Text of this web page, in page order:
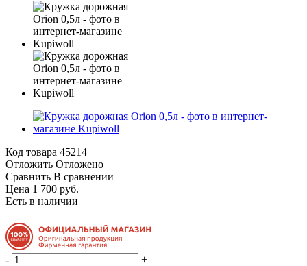
Код товара 45214
Отложить Отложено
Сравнить В сравнении
Цена 1 700 руб.
Есть в наличии
-
+